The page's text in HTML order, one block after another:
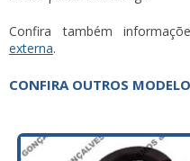
Confira também
externa.
CONFIRA OUTROS